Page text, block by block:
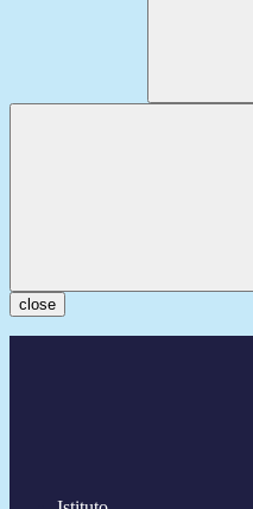
close